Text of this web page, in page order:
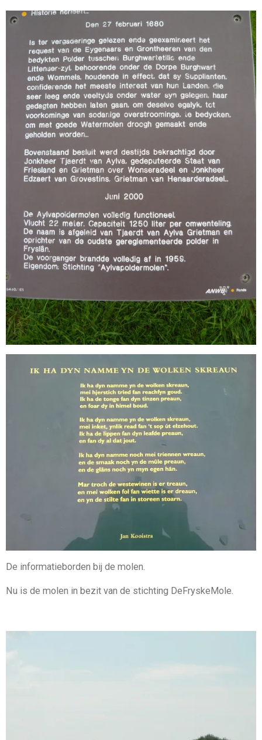
De informatieborden bij de molen.
Nu is de molen in bezit van de stichting DeFryskeMole.